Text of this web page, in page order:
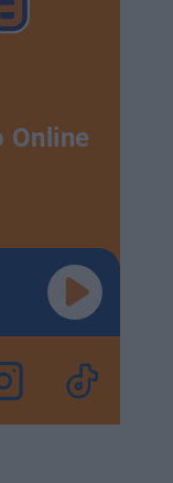
Online